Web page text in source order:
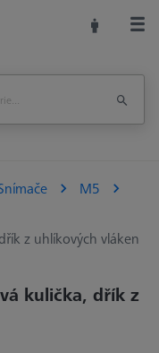
M5
z uhlíkových vláken
kulička, dřík z